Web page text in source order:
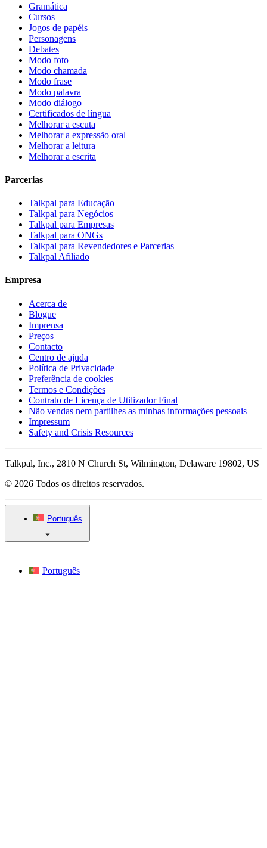
Gramática
Cursos
Jogos de papéis
Personagens
Debates
Modo foto
Modo chamada
Modo frase
Modo palavra
Modo diálogo
Certificados de língua
Melhorar a escuta
Melhorar a expressão oral
Melhorar a leitura
Melhorar a escrita
Parcerias
Talkpal para Educação
Talkpal para Negócios
Talkpal para Empresas
Talkpal para ONGs
Talkpal para Revendedores e Parcerias
Talkpal Afiliado
Empresa
Acerca de
Blogue
Imprensa
Preços
Contacto
Centro de ajuda
Política de Privacidade
Preferência de cookies
Termos e Condições
Contrato de Licença de Utilizador Final
Não vendas nem partilhes as minhas informações pessoais
Impressum
Safety and Crisis Resources
Talkpal, Inc., 2810 N Church St, Wilmington, Delaware 19802, US
© 2026 Todos os direitos reservados.
Português
Português